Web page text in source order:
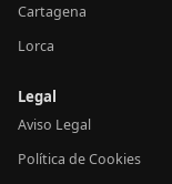
Cartagena
Lorca
Legal
Aviso Legal
Política de Cookies